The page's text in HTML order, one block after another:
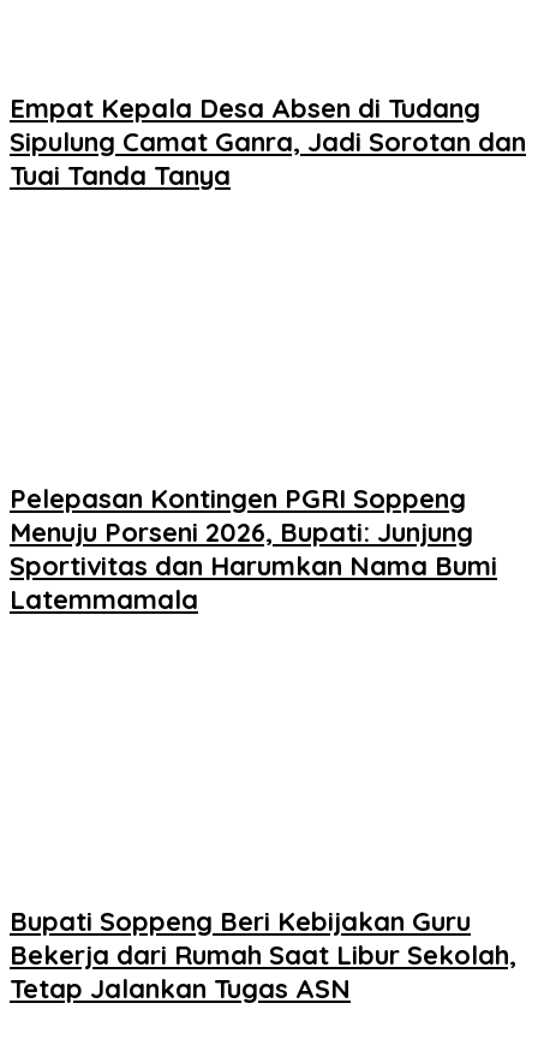
Empat Kepala Desa Absen di Tudang
Sipulung Camat Ganra, Jadi Sorotan dan
Tuai Tanda Tanya
Pelepasan Kontingen PGRI Soppeng
Menuju Porseni 2026, Bupati: Junjung
Sportivitas dan Harumkan Nama Bumi
Latemmamala
Bupati Soppeng Beri Kebijakan Guru
Bekerja dari Rumah Saat Libur Sekolah,
Tetap Jalankan Tugas ASN